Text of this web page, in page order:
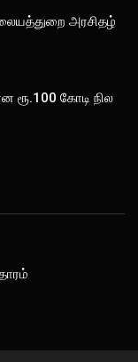
அரசிதழ்
ரூ.100 கோடி நில